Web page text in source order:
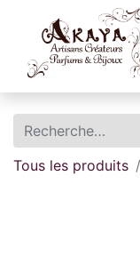
Tous les produits